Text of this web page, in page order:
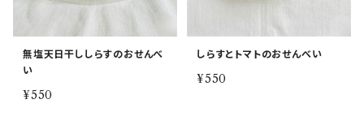
無塩天日干ししらすのおせんべ
い
¥550
しらすとトマトのおせんべい
¥550